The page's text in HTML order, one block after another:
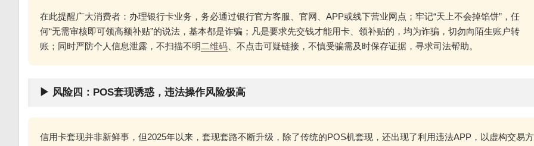
在此提醒广大消费者：办理银行卡业务，务必通过银行官方客服、官网、APP或线下营业网点；牢记“天上不会掉馅饼”，任
何“无需审核即可领高额补贴”的说法，基本都是诈骗；凡是要求先交钱才能用卡、领补贴的，均为诈骗，切勿向陌生账户转
账；同时严防个人信息泄露，不扫描不明 二维码 、不点击可疑链接，不慎受骗需及时保存证据，寻求司法帮助。
▶ 风险四：POS套现诱惑，违法操作风险极高
信用卡套现并非新鲜事，但2025年以来，套现套路不断升级，除了传统的POS机套现，还出现了利用违法APP，以虚构交易方